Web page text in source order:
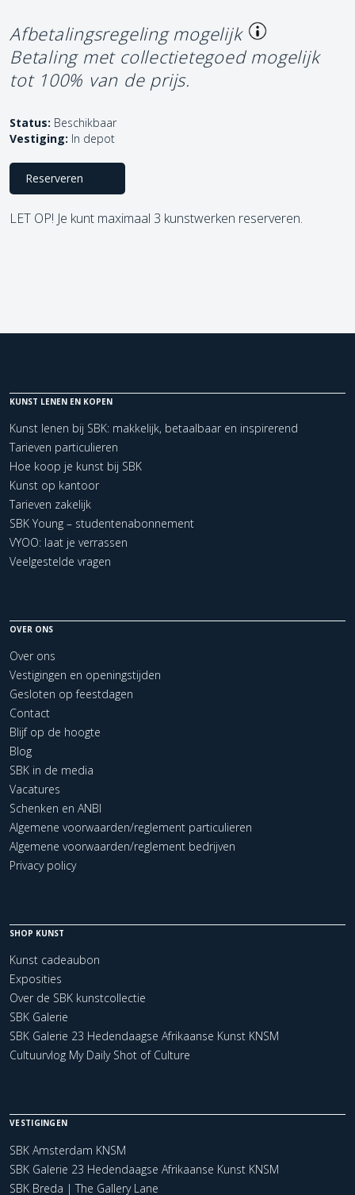
Afbetalingsregeling mogelijk
Betaling met collectietegoed mogelijk
tot 100% van de prijs.
Status: Beschikbaar
Vestiging: In depot
Reserveren
LET OP! Je kunt maximaal 3 kunstwerken reserveren.
KUNST LENEN EN KOPEN
Kunst lenen bij SBK: makkelijk, betaalbaar en inspirerend
Tarieven particulieren
Hoe koop je kunst bij SBK
Kunst op kantoor
Tarieven zakelijk
SBK Young – studentenabonnement
VYOO: laat je verrassen
Veelgestelde vragen
OVER ONS
Over ons
Vestigingen en openingstijden
Gesloten op feestdagen
Contact
Blijf op de hoogte
Blog
SBK in de media
Vacatures
Schenken en ANBI
Algemene voorwaarden/reglement particulieren
Algemene voorwaarden/reglement bedrijven
Privacy policy
SHOP KUNST
Kunst cadeaubon
Exposities
Over de SBK kunstcollectie
SBK Galerie
SBK Galerie 23 Hedendaagse Afrikaanse Kunst KNSM
Cultuurvlog My Daily Shot of Culture
VESTIGINGEN
SBK Amsterdam KNSM
SBK Galerie 23 Hedendaagse Afrikaanse Kunst KNSM
SBK Breda | The Gallery Lane